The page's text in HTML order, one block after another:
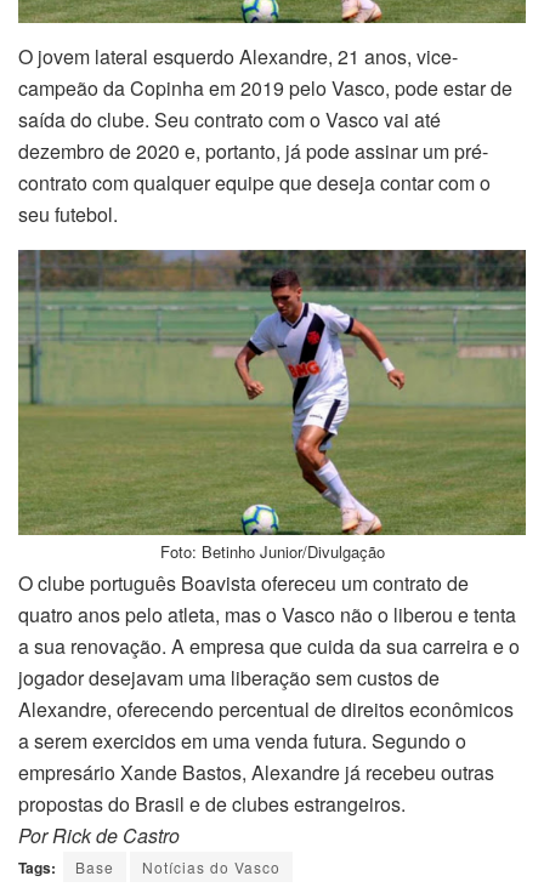
O jovem lateral esquerdo Alexandre, 21 anos, vice-
campeão da Copinha em 2019 pelo Vasco, pode estar de
saída do clube. Seu contrato com o Vasco vai até
dezembro de 2020 e, portanto, já pode assinar um pré-
contrato com qualquer equipe que deseja contar com o
seu futebol.
Foto: Betinho Junior/Divulgação
O clube português Boavista ofereceu um contrato de
quatro anos pelo atleta, mas o Vasco não o liberou e tenta
a sua renovação. A empresa que cuida da sua carreira e o
jogador desejavam uma liberação sem custos de
Alexandre, oferecendo percentual de direitos econômicos
a serem exercidos em uma venda futura. Segundo o
empresário Xande Bastos, Alexandre já recebeu outras
propostas do Brasil e de clubes estrangeiros.
Por Rick de Castro
Tags: Base Notícias do Vasco